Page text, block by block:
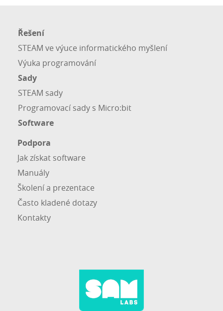
Řešení
STEAM ve výuce informatického myšlení
Výuka programování
Sady
STEAM sady
Programovací sady s Micro:bit
Software
Podpora
Jak získat software
Manuály
Školení a prezentace
Často kladené dotazy
Kontakty